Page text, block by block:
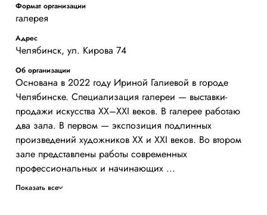
Формат организации
галерея
Адрес
Челябинск, ул. Кирова 74
Об организации
Основана в 2022 году Ириной Галиевой в городе
Челябинске. Специализация галереи — выставки-
продажи искусства XX–XXI веков. В галерее работаю
два зала. В первом — экспозиция подлинных
произведений художников XX и XXI веков. Во втором
зале представлены работы современных
профессиональных и начинающих ...
Показать все